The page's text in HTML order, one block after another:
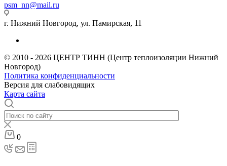
psm_nn@mail.ru
г. Нижний Новгород, ул. Памирская, 11
© 2010 - 2026 ЦЕНТР ТИНН (Центр теплоизоляции Нижний
Новгород)
Политика конфиденциальности
Версия для слабовидящих
Карта сайта
0